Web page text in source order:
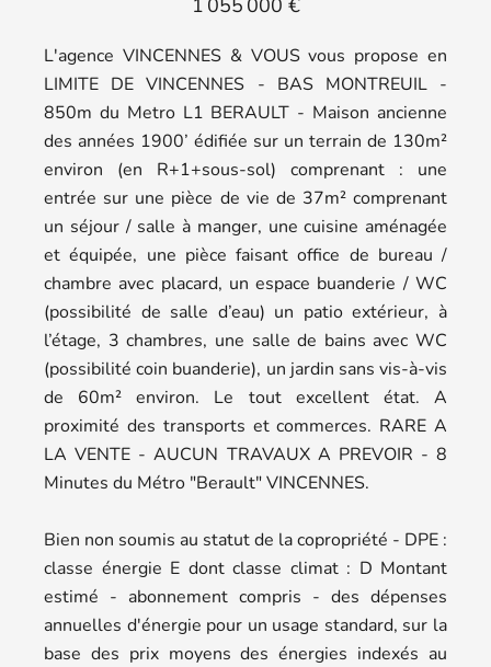
L'agence VINCENNES & VOUS vous propose en
LIMITE DE VINCENNES - BAS MONTREUIL -
850m du Metro L1 BERAULT - Maison ancienne
des années 1900’ édifiée sur un terrain de 130m²
environ (en R+1+sous-sol) comprenant : une
entrée sur une pièce de vie de 37m² comprenant
un séjour / salle à manger, une cuisine aménagée
et équipée, une pièce faisant office de bureau /
chambre avec placard, un espace buanderie / WC
(possibilité de salle d’eau) un patio extérieur, à
l’étage, 3 chambres, une salle de bains avec WC
(possibilité coin buanderie), un jardin sans vis-à-vis
de 60m² environ. Le tout excellent état. A
proximité des transports et commerces. RARE A
LA VENTE - AUCUN TRAVAUX A PREVOIR - 8
Minutes du Métro "Berault" VINCENNES.
Bien non soumis au statut de la copropriété - DPE :
classe énergie E dont classe climat : D Montant
estimé - abonnement compris - des dépenses
annuelles d'énergie pour un usage standard, sur la
base des prix moyens des énergies indexés au